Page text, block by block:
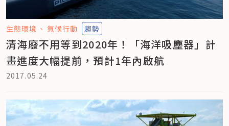
生態環境 氣候行動 趨勢
清海廢不用等到2020年！「海洋吸塵器」計
畫進度大幅提前，預計1年內啟航
2017.05.24